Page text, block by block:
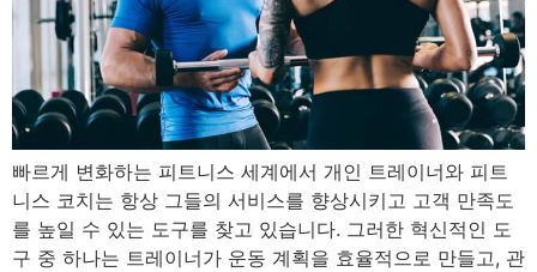
빠르게 변화하는 피트니스 세계에서 개인 트레이너와 피트
니스 코치는 항상 그들의 서비스를 향상시키고 고객 만족도
를 높일 수 있는 도구를 찾고 있습니다. 그러한 혁신적인 도
구 중 하나는 트레이너가 운동 계획을 효율적으로 만들고, 관